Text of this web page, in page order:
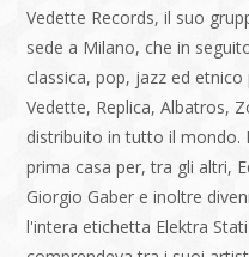
Vedette Records, il suo
sede a Milano, che in
classica, pop, jazz ed
Vedette, Replica, Albatros,
distribuito in tutto il mondo.
prima casa per, tra gli altri,
Giorgio Gaber e inoltre
l'intera etichetta Elektra